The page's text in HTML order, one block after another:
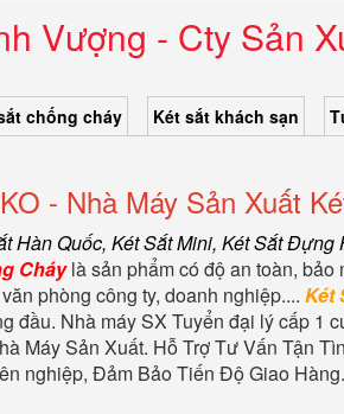
Vượng - Cty Sản
chống cháy Két sắt khách sạn
- Nhà Máy Sản Xuất
Hàn Quốc, Két Sắt Mini, Két Sắt Đựng
Cháylà sản phẩm có độ an toàn, bảo
phòng công ty, doanh nghiệp.... Két
đầu. Nhà máy SX Tuyển đại lý cấp 1
Máy Sản Xuất. Hỗ Trợ Tư Vấn Tận
nghiệp, Đảm Bảo Tiến Độ Giao